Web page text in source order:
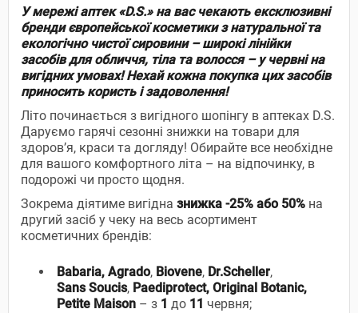
У мережі аптек «D.S.» на вас чекають ексклюзивні
бренди європейської косметики з натуральної та
екологічно чистої сировини – широкі лінійки
засобів для обличчя, тіла та волосся – у червні на
вигідних умовах! Нехай кожна покупка цих засобів
приносить користь і задоволення!
Літо починається з вигідного шопінгу в аптеках D.S.
Даруємо гарячі сезонні знижки на товари для
здоров’я, краси та догляду! Обирайте все необхідне
для вашого комфортного літа – на відпочинку, в
подорожі чи просто щодня.
Зокрема діятиме вигідна знижка -25% або 50% на
другий засіб у чеку на весь асортимент
косметичних брендів:
Babaria, Agrado, Biovene, Dr.Scheller,
Sans Soucis, Paediprotect, Original Botanic,
Petite Maison – з 1 до 11 червня;